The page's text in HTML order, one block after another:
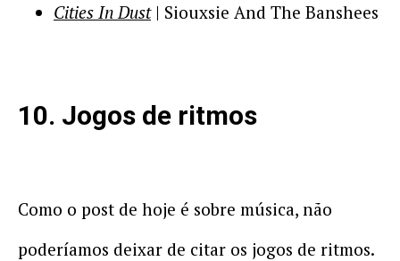
Cities In Dust| Siouxsie And The Banshees
10. Jogos de ritmos
Como o post de hoje é sobre música, não
poderíamos deixar de citar os jogos de ritmos.